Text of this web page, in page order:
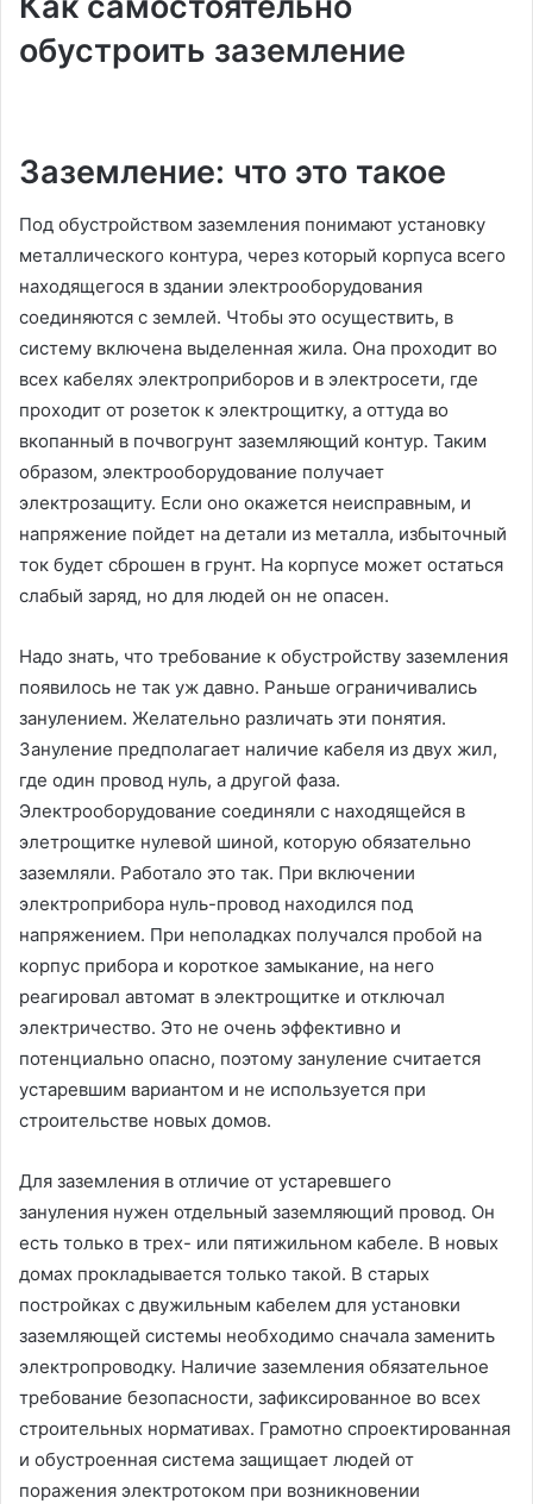
обустроить заземление
Заземление: что это такое
Под обустройством заземления понимают установку
металлического контура, через который корпуса всего
находящегося в здании электрооборудования
соединяются с землей. Чтобы это осуществить, в
систему включена выделенная жила. Она проходит во
всех кабелях электроприборов и в электросети, где
проходит от розеток к электрощитку, а оттуда во
вкопанный в почвогрунт заземляющий контур. Таким
образом, электрооборудование получает
электрозащиту. Если оно окажется неисправным, и
напряжение пойдет на детали из металла, избыточный
ток будет сброшен в грунт. На корпусе может остаться
слабый заряд, но для людей он не опасен.
Надо знать, что требование к обустройству заземления
появилось не так уж давно. Раньше ограничивались
занулением. Желательно различать эти понятия.
Зануление предполагает наличие кабеля из двух жил,
где один провод нуль, а другой фаза.
Электрооборудование соединяли с находящейся в
элетрощитке нулевой шиной, которую обязательно
заземляли. Работало это так. При включении
электроприбора нуль-провод находился под
напряжением. При неполадках получался пробой на
корпус прибора и короткое замыкание, на него
реагировал автомат в электрощитке и отключал
электричество. Это не очень эффективно и
потенциально опасно, поэтому зануление считается
устаревшим вариантом и не используется при
строительстве новых домов.
Для заземления в отличие от устаревшего
зануления нужен отдельный заземляющий провод. Он
есть только в трех- или пятижильном кабеле. В новых
домах прокладывается только такой. В старых
постройках с двужильным кабелем для установки
заземляющей системы необходимо сначала заменить
электропроводку. Наличие заземления обязательное
требование безопасности, зафиксированное во всех
строительных нормативах. Грамотно спроектированная
и обустроенная система защищает людей от
поражения электротоком при возникновении